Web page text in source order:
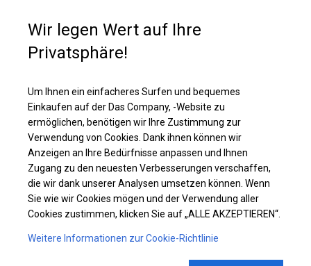
Restaurants als zusätzlicher Platz für Gäste oder als Fanzone genutzt.
Diese Art der Plane macht die Nutzung des Zeltes komfortabel und auch
bei vollständig geschlossenem Zelt möglich.
Einzelheiten ansehen
Plane ändern
KONSTRUKTION
WINTER
Wir legen Wert auf Ihre
Privatsphäre!
Um Ihnen ein einfacheres Surfen und bequemes
Einkaufen auf der Das Company, -Website zu
ermöglichen, benötigen wir Ihre Zustimmung zur
Verwendung von Cookies. Dank ihnen können wir
Anzeigen an Ihre Bedürfnisse anpassen und Ihnen
Zugang zu den neuesten Verbesserungen verschaffen,
die wir dank unserer Analysen umsetzen können. Wenn
Sie wie wir Cookies mögen und der Verwendung aller
Cookies zustimmen, klicken Sie auf „ALLE AKZEPTIEREN“.
Weitere Informationen zur Cookie-Richtlinie